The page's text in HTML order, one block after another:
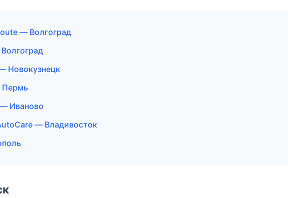
— Волгоград
Новокузнецк
Пермь
— Иваново
— Владивосток